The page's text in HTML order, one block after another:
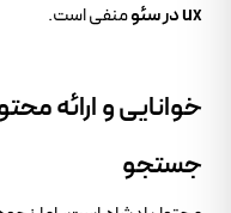
ux در سئو
منفی است.
خوانایی و ارائه
جستجو